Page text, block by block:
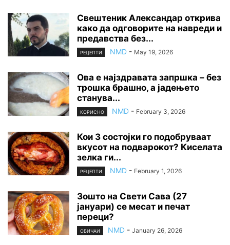
Свештеник Александар открива
како да одговорите на навреди и
предавства без...
РЕЦЕПТИ NMD - May 19, 2026
Ова е најздравата запршка – без
трошка брашно, а јадењето
станува...
КОРИСНО NMD - February 3, 2026
Кои 3 состојки го подобруваат
вкусот на подварокот? Киселата
зелка ги...
РЕЦЕПТИ NMD - February 1, 2026
Зошто на Свети Сава (27
јануари) се месат и печат
переци?
ОБИЧАИ NMD - January 26, 2026